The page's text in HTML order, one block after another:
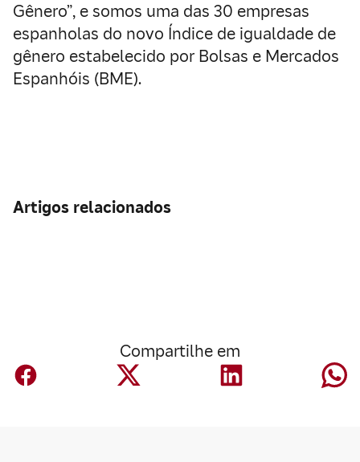
Gênero”, e somos uma das 30 empresas
espanholas do novo Índice de igualdade de
gênero estabelecido por Bolsas e Mercados
Espanhóis (BME).
Artigos relacionados
Compartilhe em